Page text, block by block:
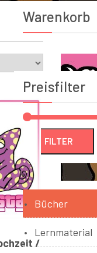
/
Warenkorb
Preisfilter
FILTER
Bücher
Lernmaterial